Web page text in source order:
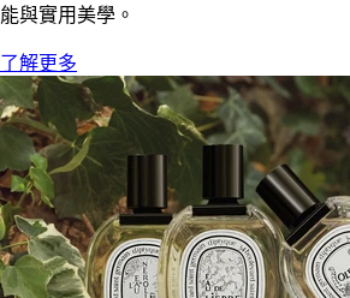
能與實用美學。
了解更多